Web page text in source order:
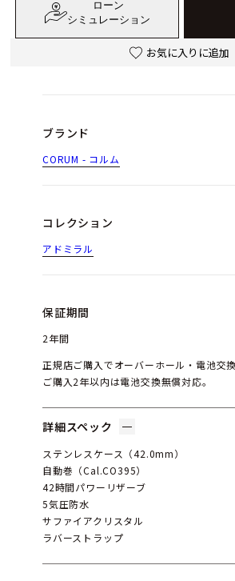
ローン
シミュレーション
お気に入りに追加
ブランド
CORUM - コルム
コレクション
アドミラル
保証期間
2年間
正規店ご購入でオーバーホール・電池交
ご購入2年以内は電池交換無償対応。
詳細スペック
ステンレスケース（42.0mm）
自動巻（Cal.CO395）
42時間パワーリザーブ
5気圧防水
サファイアクリスタル
ラバーストラップ